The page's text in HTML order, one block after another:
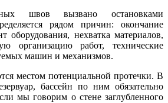
швов вызвано остановками
рядом причин: окончание
оборудования, нехватка материалов,
организацию работ, технические
машин и механизмов.
местом потенциальной протечки. В
бассейн по ним обязательно
мы говорим о стене заглубленного